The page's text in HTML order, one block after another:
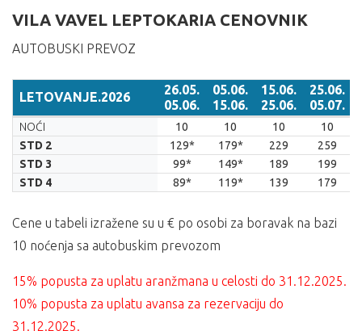
VILA VAVEL LEPTOKARIA CENOVNIK
AUTOBUSKI PREVOZ
LETOVANJE.2026
26.05.
05.06.
05.06.
15.06.
15.06.
25.06.
25.06.
05.07.
LETOVANJE.2026
26.05.
05.06.
05.06.
15.06.
15.06.
25.06.
25.06.
05.07.
NOĆI 10 10 10
10
STD 2
129* 179* 229
259
STD 3
99* 149* 189
199
STD 4
89* 119* 139 179
Cene u tabeli izražene su u € po osobi za boravak na bazi
10 noćenja sa autobuskim prevozom
15% popusta za uplatu aranžmana u celosti do 31.12.2025.
10% popusta za uplatu avansa za rezervaciju do
31.12.2025.